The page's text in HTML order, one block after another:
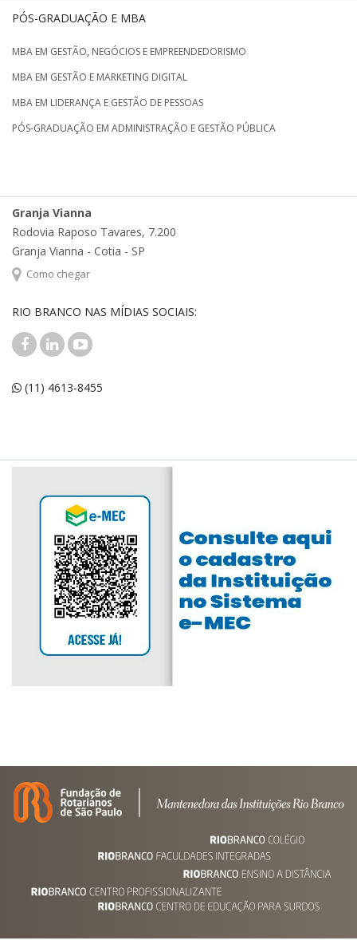
PÓS-GRADUAÇÃO E MBA
MBA EM GESTÃO, NEGÓCIOS E EMPREENDEDORISMO
MBA EM GESTÃO E MARKETING DIGITAL
MBA EM LIDERANÇA E GESTÃO DE PESSOAS
PÓS-GRADUAÇÃO EM ADMINISTRAÇÃO E GESTÃO PÚBLICA
Granja Vianna
Rodovia Raposo Tavares, 7.200
Granja Vianna - Cotia - SP
Como chegar
RIO BRANCO NAS MÍDIAS SOCIAIS:
(11) 4613-8455